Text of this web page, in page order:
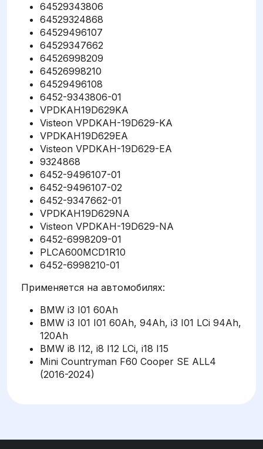
64529343806
64529324868
64529496107
64529347662
64526998209
64526998210
64529496108
6452-9343806-01
VPDKAH19D629KA
Visteon VPDKAH-19D629-KA
VPDKAH19D629EA
Visteon VPDKAH-19D629-EA
9324868
6452-9496107-01
6452-9496107-02
6452-9347662-01
VPDKAH19D629NA
Visteon VPDKAH-19D629-NA
6452-6998209-01
PLCA600MCD1R10
6452-6998210-01
Применяется на автомобилях:
BMW i3 I01 60Ah
BMW i3 I01 I01 60Ah, 94Ah, i3 I01 LCi 94Ah,
120Ah
BMW i8 I12, i8 I12 LCi, i18 I15
Mini Countryman F60 Cooper SE ALL4
(2016-2024)